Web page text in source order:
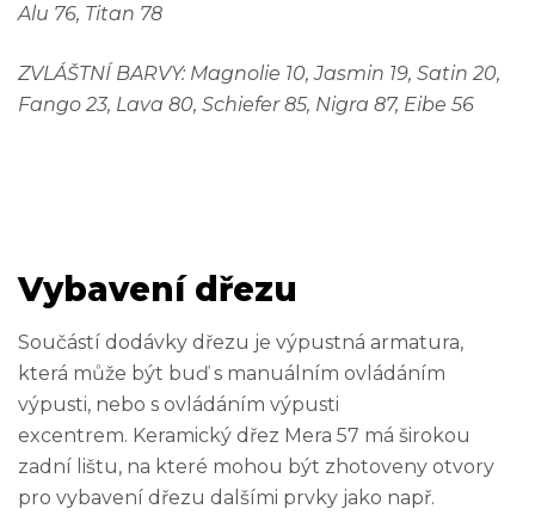
Alu 76, Titan 78
ZVLÁŠTNÍ BARVY: Magnolie 10, Jasmin 19, Satin 20,
Fango 23, Lava 80, Schiefer 85, Nigra 87, Eibe 56
Vybavení dřezu
Součástí dodávky dřezu je výpustná armatura,
která může být buď s manuálním ovládáním
výpusti, nebo s ovládáním výpusti
excentrem. Keramický dřez Mera 57 má širokou
zadní lištu, na které mohou být zhotoveny otvory
pro vybavení dřezu dalšími prvky jako např.